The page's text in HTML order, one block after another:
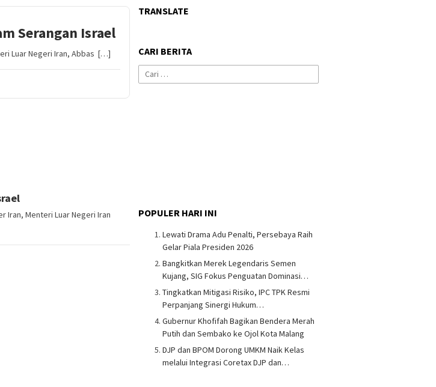
Serangan Israel
Luar Negeri Iran, Abbas […]
Iran, Menteri Luar Negeri Iran
TRANSLATE
CARI BERITA
Cari
untuk:
POPULER HARI INI
Lewati Drama Adu Penalti, Persebaya Raih
Gelar Piala Presiden 2026
Bangkitkan Merek Legendaris Semen
Kujang, SIG Fokus Penguatan Dominasi…
Tingkatkan Mitigasi Risiko, IPC TPK Resmi
Perpanjang Sinergi Hukum…
Gubernur Khofifah Bagikan Bendera Merah
Putih dan Sembako ke Ojol Kota Malang
DJP dan BPOM Dorong UMKM Naik Kelas
melalui Integrasi Coretax DJP dan…